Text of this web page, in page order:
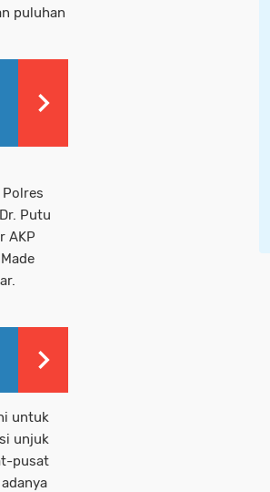
puluhan
Putu
AKP
untuk
unjuk
pusat